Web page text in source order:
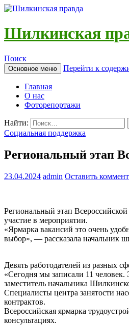
Шилкинская
Поиск
Основное меню Перейти к
Главная
О нас
Фоторепортажи
Найти:
Социальная поддержка
Региональный этап
23.04.2024 admin Оставить
Региональный этап
участие в мероприятии.
«Ярмарка вакансий это очень
выбор», — рассказала начальник
Девять работодателей из разных
«Сегодня мы записали 11
заместитель начальника
Специалисты центра занятости
контрактов.
Всероссийская ярмарка
консультациях.